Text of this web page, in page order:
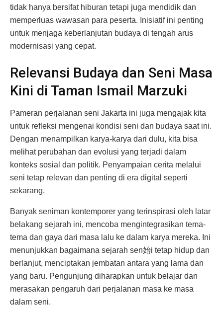
tidak hanya bersifat hiburan tetapi juga mendidik dan
memperluas wawasan para peserta. Inisiatif ini penting
untuk menjaga keberlanjutan budaya di tengah arus
modernisasi yang cepat.
Relevansi Budaya dan Seni Masa
Kini di Taman Ismail Marzuki
Pameran perjalanan seni Jakarta ini juga mengajak kita
untuk refleksi mengenai kondisi seni dan budaya saat ini.
Dengan menampilkan karya-karya dari dulu, kita bisa
melihat perubahan dan evolusi yang terjadi dalam
konteks sosial dan politik. Penyampaian cerita melalui
seni tetap relevan dan penting di era digital seperti
sekarang.
Banyak seniman kontemporer yang terinspirasi oleh latar
belakang sejarah ini, mencoba mengintegrasikan tema-
tema dan gaya dari masa lalu ke dalam karya mereka. Ini
menunjukkan bagaimana sejarah sen始i tetap hidup dan
berlanjut, menciptakan jembatan antara yang lama dan
yang baru. Pengunjung diharapkan untuk belajar dan
merasakan pengaruh dari perjalanan masa ke masa
dalam seni.